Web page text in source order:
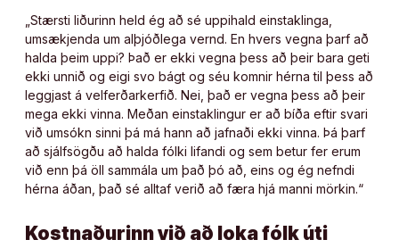
„Stærsti liðurinn held ég að sé uppihald einstaklinga,
umsækjenda um alþjóðlega vernd. En hvers vegna þarf að
halda þeim uppi? Það er ekki vegna þess að þeir bara geti
ekki unnið og eigi svo bágt og séu komnir hérna til þess að
leggjast á velferðarkerfið. Nei, það er vegna þess að þeir
mega ekki vinna. Meðan einstaklingur er að bíða eftir svari
við umsókn sinni þá má hann að jafnaði ekki vinna. Þá þarf
að sjálfsögðu að halda fólki lifandi og sem betur fer erum
við enn þá öll sammála um það þó að, eins og ég nefndi
hérna áðan, það sé alltaf verið að færa hjá manni mörkin.“
Kostnaðurinn við að loka fólk úti